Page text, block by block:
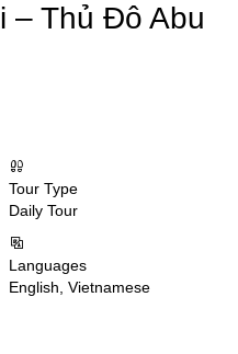
– Thủ Đô Abu
Tour Type
Daily Tour
Languages
English, Vietnamese